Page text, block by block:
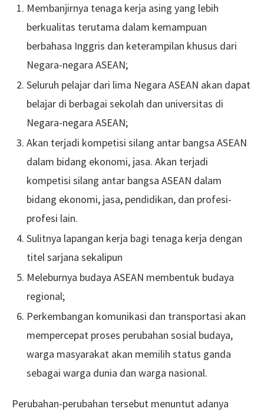
Membanjirnya tenaga kerja asing yang lebih
berkualitas terutama dalam kemampuan
berbahasa Inggris dan keterampilan khusus dari
Negara-negara ASEAN;
Seluruh pelajar dari lima Negara ASEAN akan dapat
belajar di berbagai sekolah dan universitas di
Negara-negara ASEAN;
Akan terjadi kompetisi silang antar bangsa ASEAN
dalam bidang ekonomi, jasa. Akan terjadi
kompetisi silang antar bangsa ASEAN dalam
bidang ekonomi, jasa, pendidikan, dan profesi-
profesi lain.
Sulitnya lapangan kerja bagi tenaga kerja dengan
titel sarjana sekalipun
Meleburnya budaya ASEAN membentuk budaya
regional;
Perkembangan komunikasi dan transportasi akan
mempercepat proses perubahan sosial budaya,
warga masyarakat akan memilih status ganda
sebagai warga dunia dan warga nasional.
Perubahan-perubahan tersebut menuntut adanya